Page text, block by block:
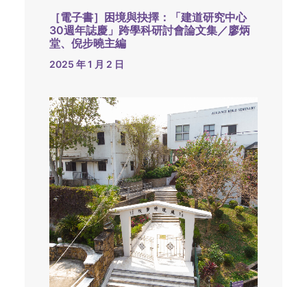
［電子書］困境與抉擇：「建道研究中心
30週年誌慶」跨學科研討會論文集／廖炳
堂、倪步曉主編
2025 年 1 月 2 日